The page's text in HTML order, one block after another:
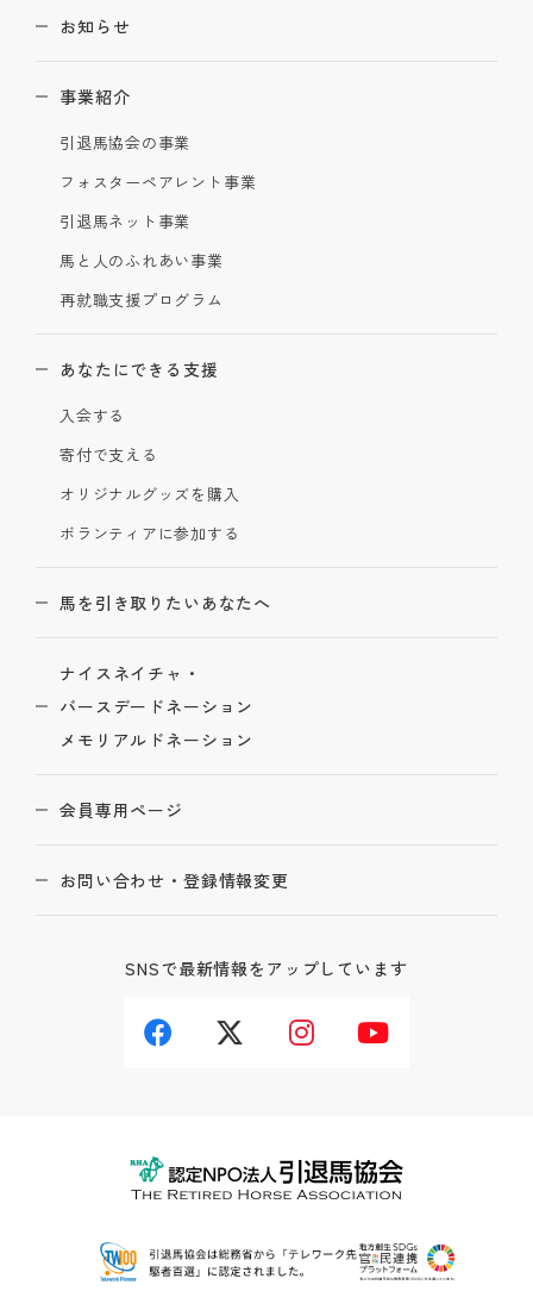
お知らせ
事業紹介
引退馬協会の事業
フォスターペアレント事業
引退馬ネット事業
馬と人のふれあい事業
再就職支援プログラム
あなたにできる支援
入会する
寄付で支える
オリジナルグッズを購入
ボランティアに参加する
馬を引き取りたいあなたへ
ナイスネイチャ・
バースデードネーション
メモリアルドネーション
会員専用ページ
お問い合わせ・登録情報変更
SNSで最新情報をアップしています